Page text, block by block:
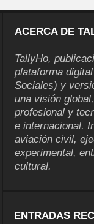
ACERCA DE
TallyHo,
plataforma
Sociales) y
una visión
profesional y
e internacional.
aviación civil,
experimental,
cultural.
ENTRADAS